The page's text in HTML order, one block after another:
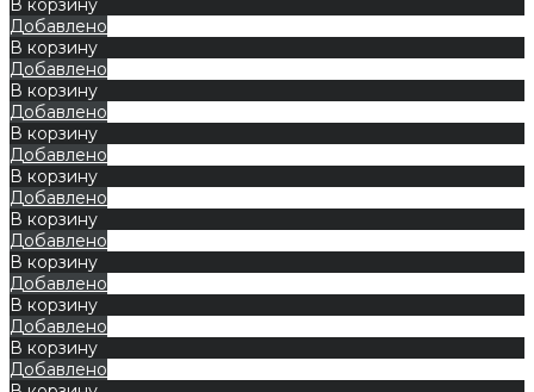
Добавлено
В корзину
Добавлено
В корзину
Добавлено
В корзину
Добавлено
В корзину
Добавлено
В корзину
Добавлено
В корзину
Добавлено
В корзину
Добавлено
В корзину
Добавлено